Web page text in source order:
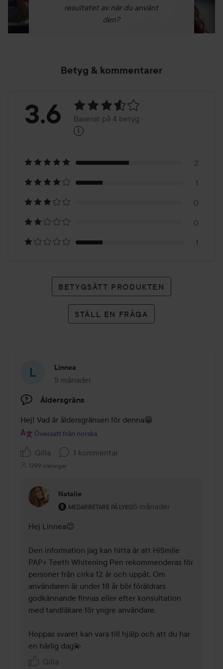
minuter efter applicering. PAP+ Pen kan användas så ofta
man vill och behöver.
resultatet av när du använt
den?
Betyg & kommentarer
Betyg:
Baserat
på
4
betyg
3.6 Baserat på 4 betyg
i
2
1
0
0
1
BETYGSÄTT PRODUKTEN
STÄLL EN FRÅGA
Linnea
5 månader
Inlägget skapades 5 månader
Åldersgräns
Hej! Vad är åldersgränsen för denna😁
Översatt från norska
Gilla 1 kommentar
1399 visningar
Natalie
MEDARBETARE PÅ LYKO
Användarens roll: Medarbetare på Lyko.
5 månader
Kommentaren lades 5
Hej Linnea😊
Den information jag kan hitta är att HiSmile
PAP+ Teeth Whitening Pen rekommenderas för
personer från cirka 12 år och uppåt. Om
användaren är under 18 år bör föräldrars
godkännande finnas eller efter konsultation
med tandläkare för yngre användare.
Hoppas svaret kan vara till hjälp och att du har
en härlig dag💫
Gilla